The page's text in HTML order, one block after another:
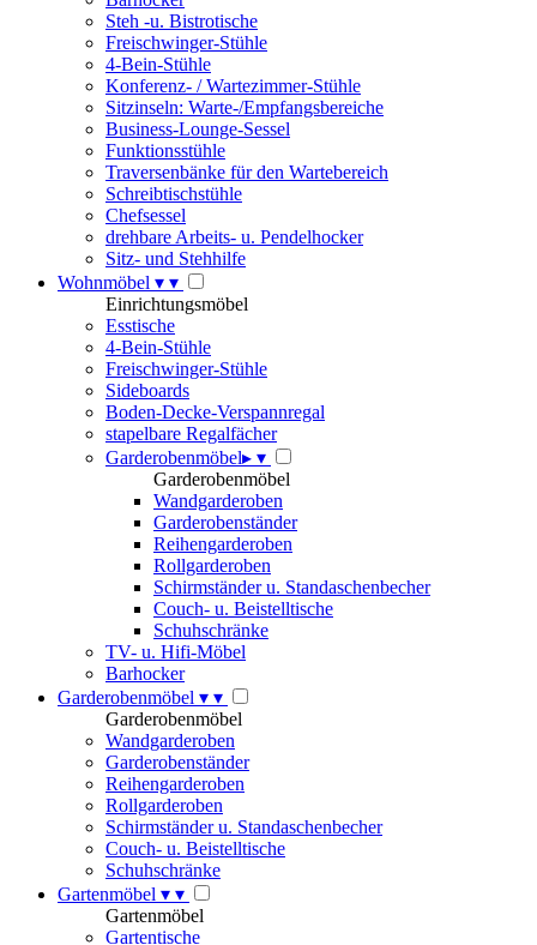
Steh -u. Bistrotische
Freischwinger-Stühle
4-Bein-Stühle
Konferenz- / Wartezimmer-Stühle
Sitzinseln: Warte-/Empfangsbereiche
Business-Lounge-Sessel
Funktionsstühle
Traversenbänke für den Wartebereich
Schreibtischstühle
Chefsessel
drehbare Arbeits- u. Pendelhocker
Sitz- und Stehhilfe
Wohnmöbel ▾ ▾
Einrichtungsmöbel
Esstische
4-Bein-Stühle
Freischwinger-Stühle
Sideboards
Boden-Decke-Verspannregal
stapelbare Regalfächer
Garderobenmöbel▸ ▾
Garderobenmöbel
Wandgarderoben
Garderobenständer
Reihengarderoben
Rollgarderoben
Schirmständer u. Standaschenbecher
Couch- u. Beistelltische
Schuhschränke
TV- u. Hifi-Möbel
Barhocker
Garderobenmöbel ▾ ▾
Garderobenmöbel
Wandgarderoben
Garderobenständer
Reihengarderoben
Rollgarderoben
Schirmständer u. Standaschenbecher
Couch- u. Beistelltische
Schuhschränke
Gartenmöbel ▾ ▾
Gartenmöbel
Gartentische